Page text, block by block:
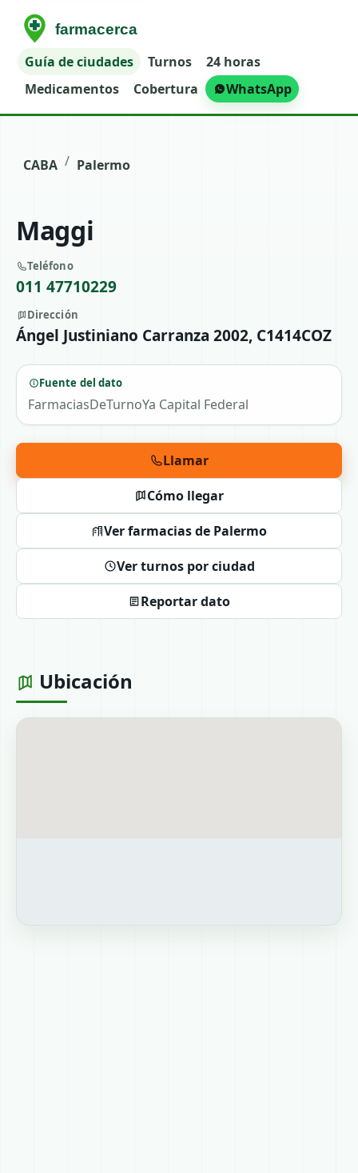
Guía de ciudades Turnos
24 horas
Medicamentos
Cobertura WhatsApp
CABA / Palermo
Maggi
Teléfono
011 47710229
Dirección
Ángel Justiniano Carranza 2002, C1414COZ
Fuente del dato
FarmaciasDeTurnoYa Capital Federal
Llamar
Cómo llegar
Ver farmacias de Palermo
Ver turnos por ciudad
Reportar dato
Ubicación